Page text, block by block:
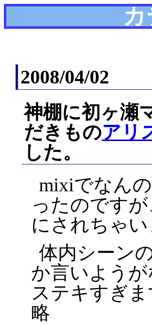
2008/04/02
神棚に初ヶ瀬
だきものアリ
した。
mixiでなん
ったのです
にされちゃ
体内シーン
か言いよう
ステキすぎ
略